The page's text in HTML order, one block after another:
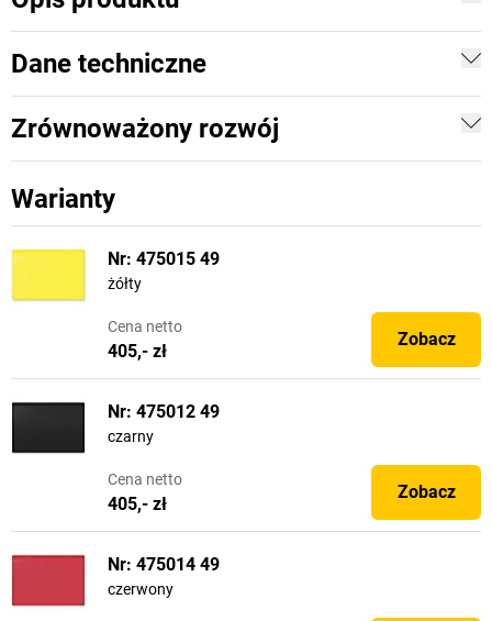
Dane techniczne
Zrównoważony rozwój
Warianty
Nr: 475015 49
żółty
Cena netto
405,- zł
Zobacz
Nr: 475012 49
czarny
Cena netto
405,- zł
Zobacz
Nr: 475014 49
czerwony